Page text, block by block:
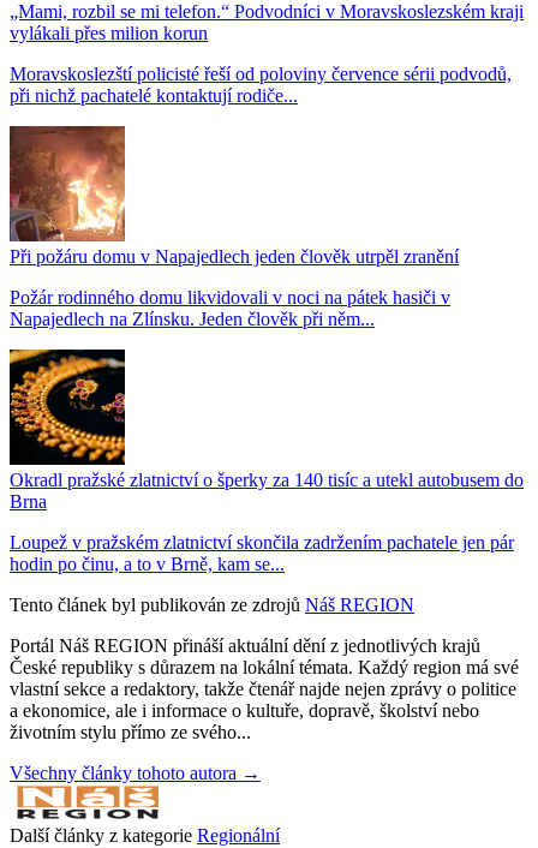
„Mami, rozbil se mi telefon.“ Podvodníci v Moravskoslezském kraji
vylákali přes milion korun
Moravskoslezští policisté řeší od poloviny července sérii podvodů,
při nichž pachatelé kontaktují rodiče...
Při požáru domu v Napajedlech jeden člověk utrpěl zranění
Požár rodinného domu likvidovali v noci na pátek hasiči v
Napajedlech na Zlínsku. Jeden člověk při něm...
Okradl pražské zlatnictví o šperky za 140 tisíc a utekl autobusem do
Brna
Loupež v pražském zlatnictví skončila zadržením pachatele jen pár
hodin po činu, a to v Brně, kam se...
Tento článek byl publikován ze zdrojů Náš REGION
Portál Náš REGION přináší aktuální dění z jednotlivých krajů
České republiky s důrazem na lokální témata. Každý region má své
vlastní sekce a redaktory, takže čtenář najde nejen zprávy o politice
a ekonomice, ale i informace o kultuře, dopravě, školství nebo
životním stylu přímo ze svého...
Všechny články tohoto autora →
Další články z kategorie Regionální